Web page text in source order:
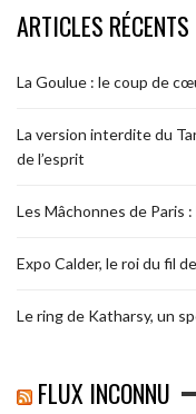
ARTICLES RÉCENTS
La Goulue : le coup de
La version interdite du
de l’esprit
Les Mâchonnes de Paris
Expo Calder, le roi du fil
Le ring de Katharsy, un
FLUX INCONNU